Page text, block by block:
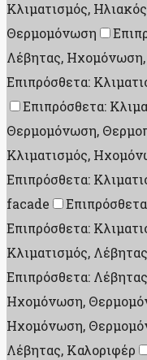
Κλιματισμός,
Θερμομόνωση
Λέβητας,
Επιπρόσθετα:
Επιπρόσθετα:
Θερμομόνωση,
Κλιματισμός,
Επιπρόσθετα:
facade
Επιπρόσθετα:
Κλιματισμός,
Επιπρόσθετα: Λέβητας
Ηχομόνωση,
Ηχομόνωση,
Λέβητας, Καλοριφέρ